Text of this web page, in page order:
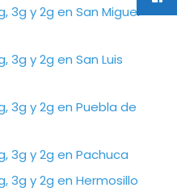
3g y 2g en San Miguel
3g y 2g en San Luis
3g y 2g en Puebla de
3g y 2g en Pachuca
3g y 2g en Hermosillo